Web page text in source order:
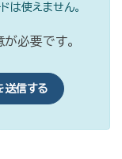
は使えません。
必要です。
送信する